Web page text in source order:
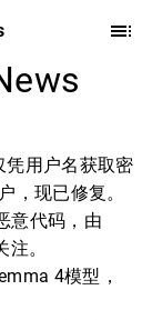
凭用户名获取密
，现已修复。
意代码，由
。
4模型，